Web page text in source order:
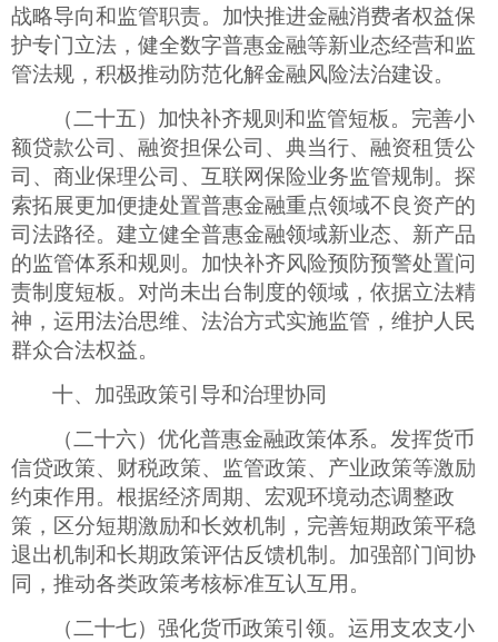
战略导向和监管职责。加快推进金融消费者权益保
护专门立法，健全数字普惠金融等新业态经营和监
管法规，积极推动防范化解金融风险法治建设。
（二十五）加快补齐规则和监管短板。完善小
额贷款公司、融资担保公司、典当行、融资租赁公
司、商业保理公司、互联网保险业务监管规制。探
索拓展更加便捷处置普惠金融重点领域不良资产的
司法路径。建立健全普惠金融领域新业态、新产品
的监管体系和规则。加快补齐风险预防预警处置问
责制度短板。对尚未出台制度的领域，依据立法精
神，运用法治思维、法治方式实施监管，维护人民
群众合法权益。
十、加强政策引导和治理协同
（二十六）优化普惠金融政策体系。发挥货币
信贷政策、财税政策、监管政策、产业政策等激励
约束作用。根据经济周期、宏观环境动态调整政
策，区分短期激励和长效机制，完善短期政策平稳
退出机制和长期政策评估反馈机制。加强部门间协
同，推动各类政策考核标准互认互用。
（二十七）强化货币政策引领。运用支农支小